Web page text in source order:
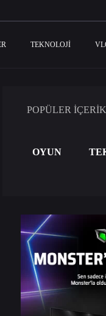
TEKNOLOJI
POPÜLER
OYUN